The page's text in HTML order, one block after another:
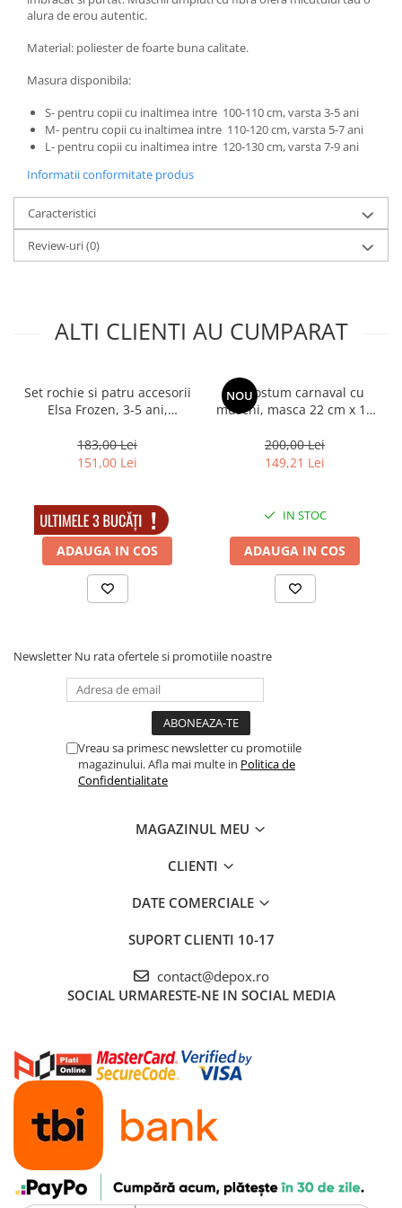
ELECTRONICE
Baterii telefoane
Baterii si acumulatori
Stative
Masini de gaurit si insurubat
INSTRUMENTE MUZICALE
Chitare clasice
Muzicuta
Orga electronica
alura de erou autentic.
Material: poliester de foarte buna calitate.
Masura disponibila:
S- pentru copii cu inaltimea intre 100-110 cm, varsta 3-5 ani
M- pentru copii cu inaltimea intre 110-120 cm, varsta 5-7 ani
L- pentru copii cu inaltimea intre 120-130 cm, varsta 7-9 ani
Informatii conformitate produs
Caracteristici
Review-uri(0)
ALTI CLIENTI AU CUMPARAT
Set rochie si patru accesorii
Elsa Frozen, 3-5 ani,
183,00 Lei
151,00 Lei
IN STOC
ADAUGA IN COS
NOU
Set costum carnaval cu
muschi, masca 22 cm x 15
cu LED-uri pentru copii
DEPOX®, 7-9 ani, gri
200,00 Lei
149,21 Lei
IN STOC
ADAUGA IN COS
Newsletter Nu rata ofertele si promotiile noastre
Vreau sa primesc newsletter cu promotiile
magazinului. Afla mai multe in Politica de
Confidentialitate
MAGAZINUL MEU
CLIENTI
DATE COMERCIALE
SUPORT CLIENTI 10-17
contact@depox.ro
SOCIAL URMARESTE-NE IN SOCIAL MEDIA